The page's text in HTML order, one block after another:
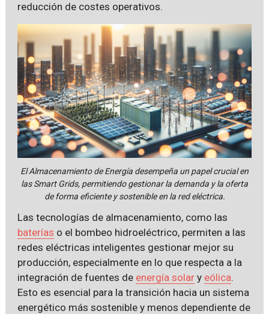
reducción de costes operativos.
El Almacenamiento de Energía desempeña un papel crucial en
las Smart Grids, permitiendo gestionar la demanda y la oferta
de forma eficiente y sostenible en la red eléctrica.
Las tecnologías de almacenamiento, como las
baterías o el bombeo hidroeléctrico, permiten a las
redes eléctricas inteligentes gestionar mejor su
producción, especialmente en lo que respecta a la
integración de fuentes de energía solary eólica.
Esto es esencial para la transición hacia un sistema
energético más sostenible y menos dependiente de